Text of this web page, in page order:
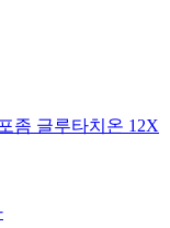
좀 글루타치온 12X